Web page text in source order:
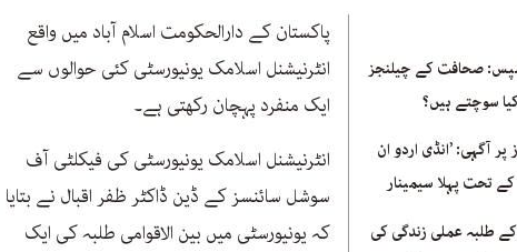
صحافت کے چیلنجز
سوچتے ہیں؟
آگہی: ’انڈی اردو ان
تحت پہلا سیمینار
طلبہ عملی زندگی کی
پاکستان کے دارالحکومت اسلام آباد میں واقع
انٹرنیشنل اسلامک یونیورسٹی کئی حوالوں سے
ایک منفرد پہچان رکھتی ہے۔
انٹرنیشنل اسلامک یونیورسٹی کی فیکلٹی آف
سوشل سائنسز کے ڈین ڈاکٹر ظفر اقبال نے بتایا
کہ یونیورسٹی میں بین الاقوامی طلبہ کی ایک